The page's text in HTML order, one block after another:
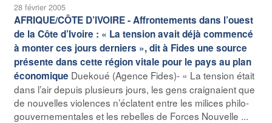
28 février 2005
AFRIQUE/CÔTE D’IVOIRE - Affrontements dans l’ouest
de la Côte d’Ivoire : « La tension avait déjà commencé
à monter ces jours derniers », dit à Fides une source
présente dans cette région vitale pour le pays au plan
économique Duekoué (Agence Fides)- « La tension était
dans l’air depuis plusieurs jours, les gens craignaient que
de nouvelles violences n’éclatent entre les milices philo-
gouvernementales et les rebelles de Forces Nouvelle ...